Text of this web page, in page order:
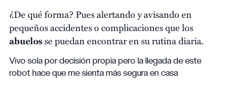
¿De qué forma? Pues alertando y avisando en
pequeños accidentes o complicaciones que los
abuelosse puedan encontrar en su rutina diaria.
Vivo sola por decisión propia pero la llegada de este
robot hace que me sienta más segura en casa